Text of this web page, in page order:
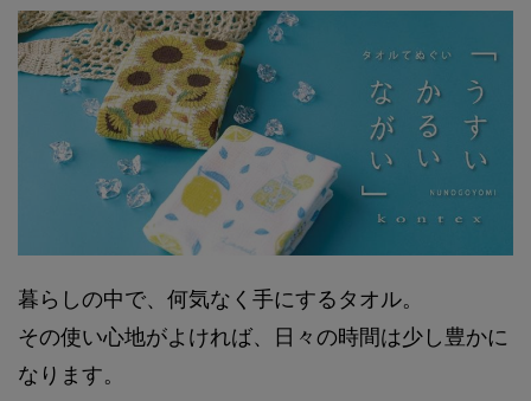
暮らしの中で、何気なく手にするタオル。
その使い心地がよければ、日々の時間は少し豊かに
なります。